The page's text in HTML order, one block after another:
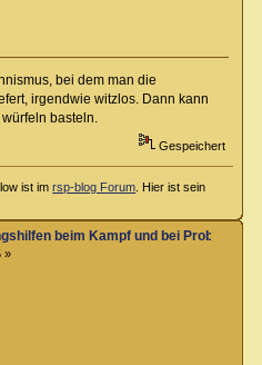
bei dem man die
irgendwie witzlos. Dann kann
basteln.
Gespeichert
ist imrsp-blog Forum . Hier ist sein
beim Kampf und bei Proben
»